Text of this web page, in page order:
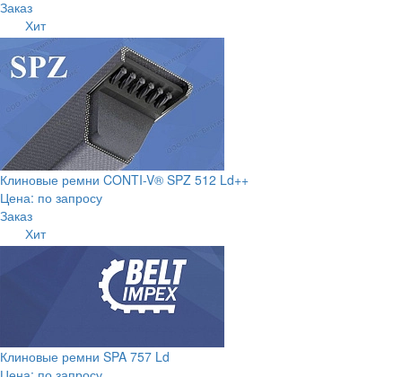
Заказ
Хит
Клиновые ремни CONTI-V® SPZ 512 Ld++
Цена: по запросу
Заказ
Хит
Клиновые ремни SPA 757 Ld